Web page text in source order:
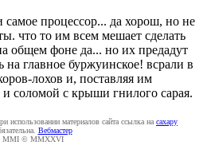
самое процессор... да хорош, но не
что то им всем мешает сделать
общем фоне да... но их предадут
главное буржуинское! всрали в
лохов и, поставляя им
соломой с крыши гнилого сарая.
использовании материалов сайта ссылка на caxapу
Вебмастер
MMI © MMXXVI